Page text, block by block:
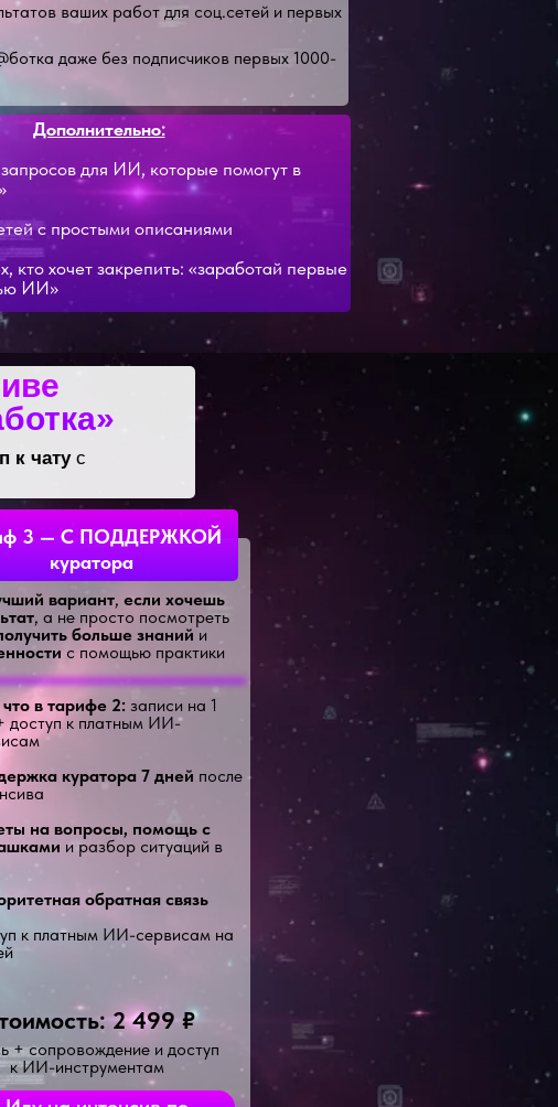
ваших работ для соц.сетей и первых
даже без подписчиков первых 1000-
Дополнительно:
для ИИ, которые помогут в
с простыми описаниями
кто хочет закрепить: «заработай первые
ИИ»
3 — С ПОДДЕРЖКОЙ
куратора
в тарифе 2: записи на 1
доступ к платным ИИ-
куратора 7 дней после
на вопросы, помощь с
и разбор ситуаций в
обратная связь
к платным ИИ-сервисам на
2 499 ₽
вариант, если хочешь
, а не просто посмотреть
больше знанийи
с помощью практики
+ сопровождение и доступ
к ИИ-инструментам
к чатус